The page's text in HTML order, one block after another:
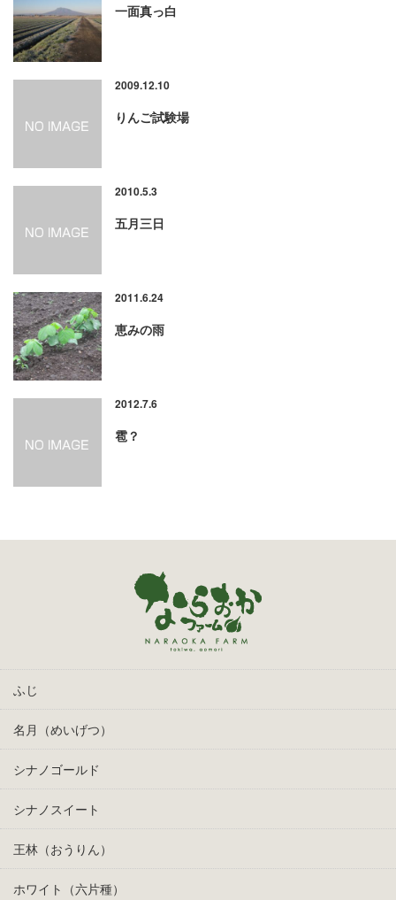
一面真っ白
2009.12.10
りんご試験場
2010.5.3
五月三日
2011.6.24
恵みの雨
2012.7.6
雹？
ふじ
名月（めいげつ）
シナノゴールド
シナノスイート
王林（おうりん）
ホワイト（六片種）